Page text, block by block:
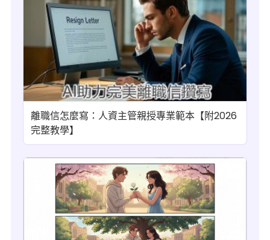
離職信怎麼寫：人資主管親授專業範本【附2026
完整教學】